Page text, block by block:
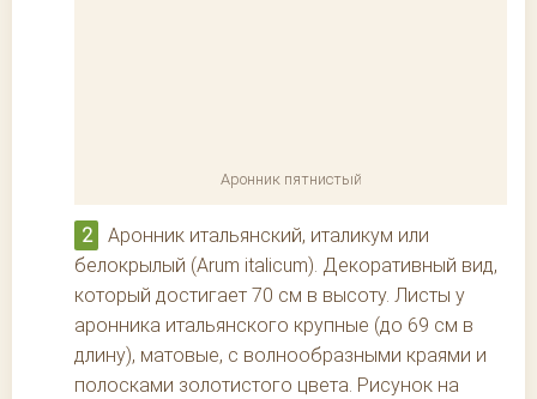
Аронник пятнистый
Аронник итальянский, италикум или
белокрылый (Arum italicum). Декоративный вид,
который достигает 70 см в высоту. Листы у
аронника итальянского крупные (до 69 см в
длину), матовые, с волнообразными краями и
полосками золотистого цвета. Рисунок на